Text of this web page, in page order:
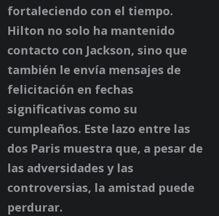
fortaleciendo con el tiempo.
Hilton no solo ha mantenido
contacto con Jackson, sino que
también le envía mensajes de
felicitación en fechas
significativas como su
cumpleaños. Este lazo entre las
dos Paris muestra que, a pesar de
las adversidades y las
controversias, la amistad puede
perdurar.